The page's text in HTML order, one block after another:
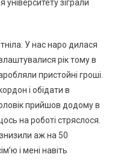
університету зіграли
У нас наро дилася
рік тому в
пристойні гроші.
і обідати в
прийшов додому в
на роботі стряслося.
аж на 50
і мені навіть